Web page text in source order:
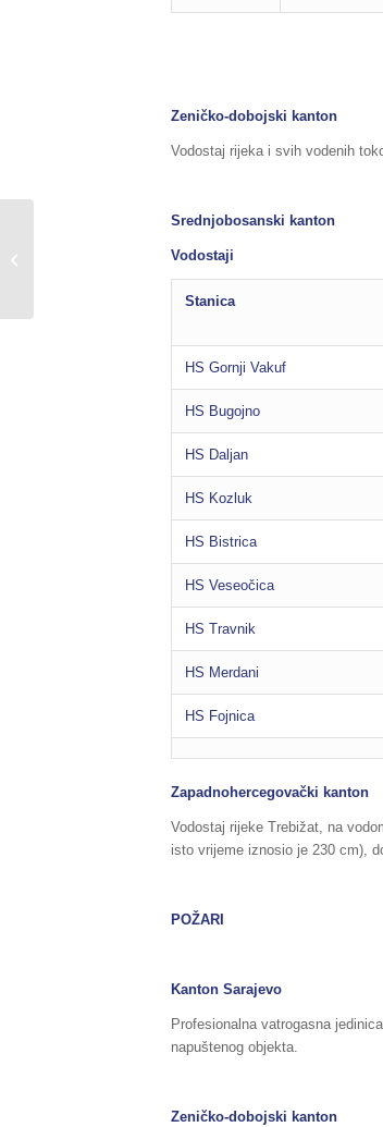
Zeničko-dobojski kanton
Vodostaj rijeka i svih vodenih
Srednjobosanski kanton
Vodostaji
Stanica
HS Gornji Vakuf
HS Bugojno
HS Daljan
HS Kozluk
HS Bistrica
HS Veseočica
HS Travnik
HS Merdani
HS Fojnica
Zapadnohercegovački kanton
Vodostaj rijeke Trebižat, na
isto vrijeme iznosio je 230 cm),
POŽARI
Kanton Sarajevo
Profesionalna vatrogasna
napuštenog objekta.
Zeničko-dobojski kanton